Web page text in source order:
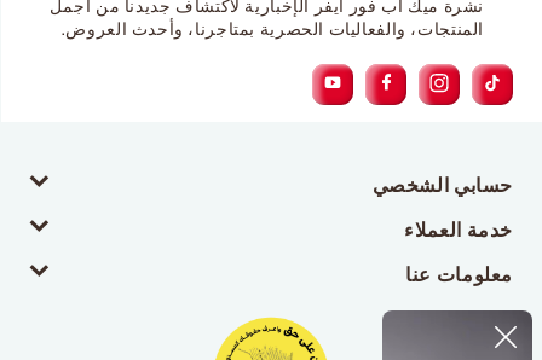
نشرة ميك اب فور ايفر الإخبارية لاكتشاف جديدنا من أجمل
المنتجات، والفعاليات الحصرية بمتاجرنا، وأحدث العروض.
حسابي الشخصي
خدمة العملاء
معلومات عنا